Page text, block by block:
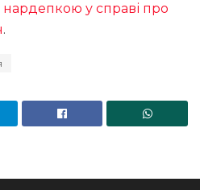
у справі про
.